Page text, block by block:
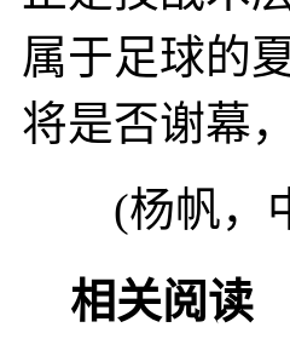
属于足球的
将是否谢幕
(杨帆，中
相关阅读